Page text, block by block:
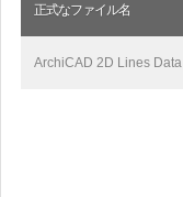
正式なファイル名
ArchiCAD 2D Lines Data